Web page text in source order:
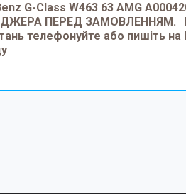
G-Class W463 63 AMG
ПЕРЕД ЗАМОВЛЕННЯМ.
телефонуйте або пишіть